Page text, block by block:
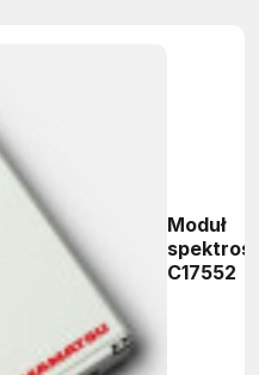
Moduł
C17552